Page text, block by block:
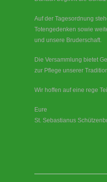
Auf der Tagesordnung
Totengedenken sowie
und unsere Bruderschaft.
Die Versammlung bietet
zur Pflege unserer
Wir hoffen auf eine rege
Eure
St. Sebastianus